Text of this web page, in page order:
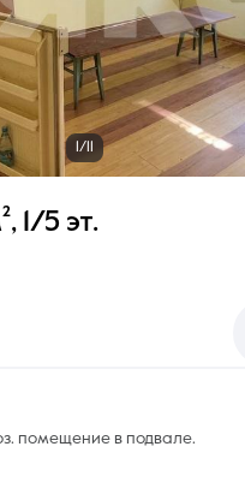
1/11
, 1/5 эт.
помещение в подвале.